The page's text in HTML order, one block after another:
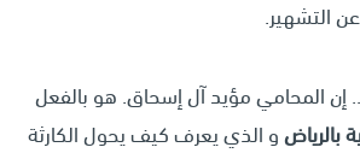
التشهير.
إن المحامي مؤيد آل إسحاق. هو بالفعل
بالرياضو الذي يعرف كيف يحول الكارثة